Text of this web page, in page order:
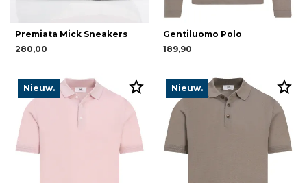
Premiata Mick Sneakers
280,00
Gentiluomo Polo
189,90
Nieuw. Nieuw.